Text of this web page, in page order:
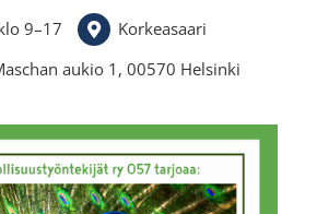
9–17
Korkeasaari
aukio 1, 00570 Helsinki